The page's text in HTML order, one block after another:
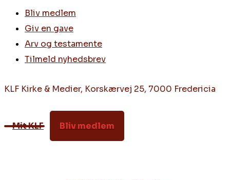
Bliv medlem
Giv en gave
Arv og testamente
Tilmeld nyhedsbrev
KLF Kirke & Medier, Korskærvej 25, 7000 Fredericia
Mit KLF Bliv medlem